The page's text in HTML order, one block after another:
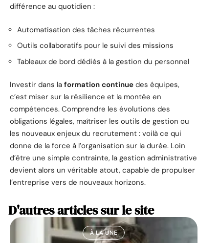
différence au quotidien :
Automatisation des tâches récurrentes
Outils collaboratifs pour le suivi des missions
Tableaux de bord dédiés à la gestion du personnel
Investir dans la formation continue des équipes,
c’est miser sur la résilience et la montée en
compétences. Comprendre les évolutions des
obligations légales, maîtriser les outils de gestion ou
les nouveaux enjeux du recrutement : voilà ce qui
donne de la force à l’organisation sur la durée. Loin
d’être une simple contrainte, la gestion administrative
devient alors un véritable atout, capable de propulser
l’entreprise vers de nouveaux horizons.
D'autres articles sur le site
À LA UNE